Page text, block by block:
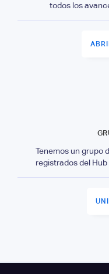
todos los
Tenemos un grupo
registrados del